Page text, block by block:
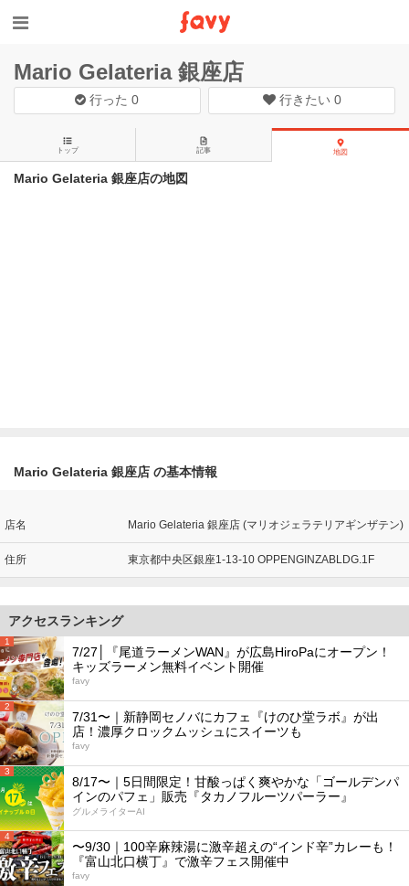
Mario Gelateria 銀座店
行った0 行きたい 0
トップ 記事 地図
Mario Gelateria 銀座店の地図
Mario Gelateria 銀座店 の基本情報
店名 Mario Gelateria 銀座店 (マリオジェラテリアギンザテン)
住所 東京都中央区銀座1-13-10 OPPENGINZABLDG.1F
アクセスランキング
1
7/27│『尾道ラーメンWAN』が広島HiroPaにオープン！
キッズラーメン無料イベント開催
favy
2
7/31〜｜新静岡セノバにカフェ『けのひ堂ラボ』が出
店！濃厚クロックムッシュにスイーツも
favy
3
8/17〜｜5日間限定！甘酸っぱく爽やかな「ゴールデンパ
インのパフェ」販売『タカノフルーツパーラー』
グルメライターAI
4
〜9/30｜100辛麻辣湯に激辛超えの“インド辛”カレーも！
『富山北口横丁』で激辛フェス開催中
favy